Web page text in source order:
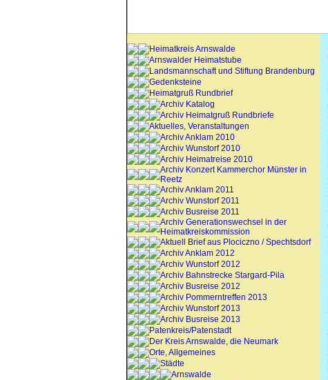
Heimatkreis Arnswalde
Arnswalder Heimatstube
Landsmannschaft und Stiftung Brandenburg
Gedenksteine
Heimatgruß Rundbrief
Archiv Katalog
Archiv Heimatgruß Rundbriefe
Aktuelles, Veranstaltungen
Archiv Anklam 2010
Archiv Wunstorf 2010
Archiv Heimatreise 2010
Archiv Konzert Kammerchor Münster in
Reetz
Archiv Anklam 2011
Archiv Wunstorf 2011
Archiv Busreise 2011
Archiv Generationswechsel in der
Heimatkreiskommission
Aktuell Brief aus Plociczno / Spechtsdorf
Archiv Anklam 2012
Archiv Wunstorf 2012
Archiv Bahnstrecke Stargard-Pila
Archiv Busreise 2012
Archiv Pommerntreffen 2013
Archiv Wunstorf 2013
Archiv Busreise 2013
Patenkreis/Patenstadt
Der Kreis Arnswalde, die Neumark
Orte, Allgemeines
Städte
Arnswalde